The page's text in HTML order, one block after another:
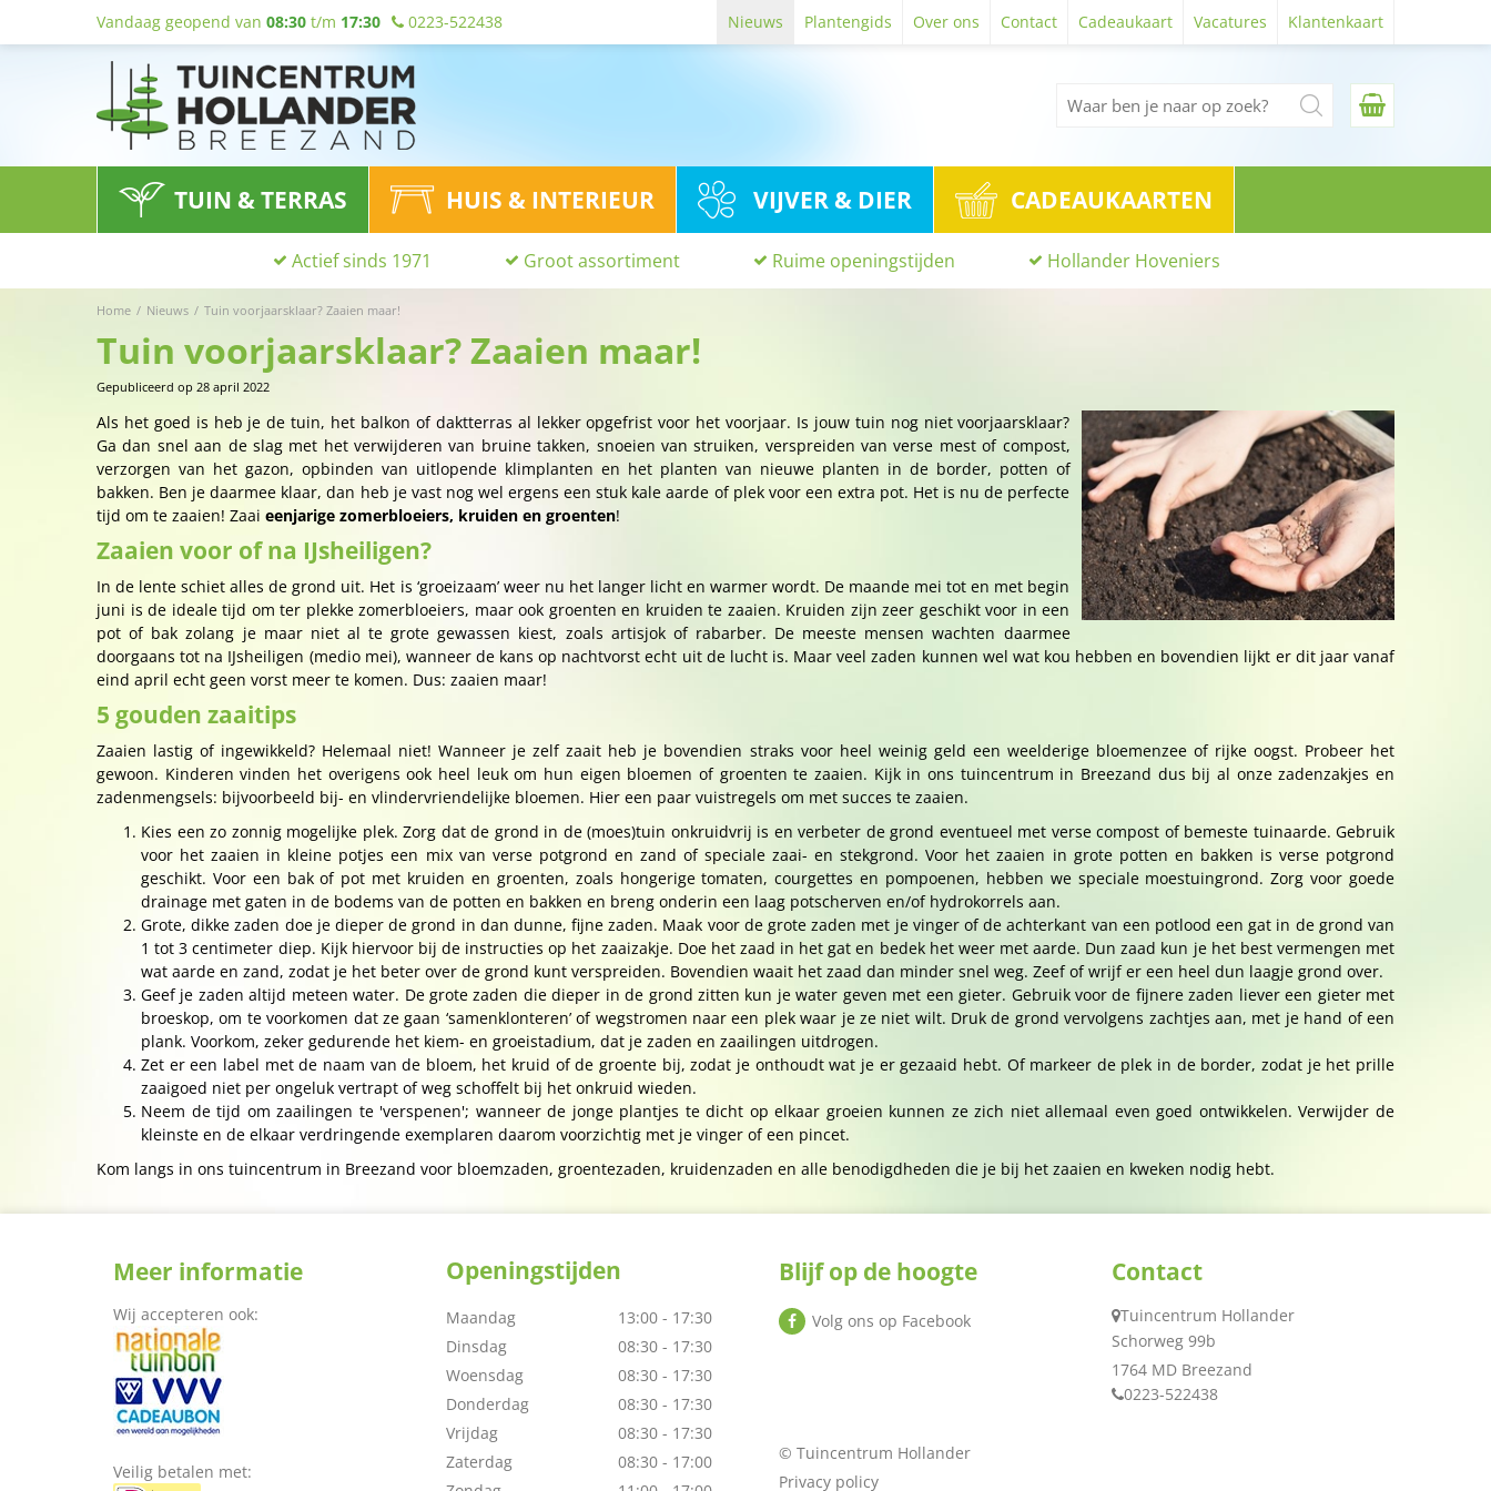
Home Nieuws Tuin voorjaarsklaar? Zaaien maar!
Vandaag geopend van 08:30 t/m 17:30 0223-522438 Nieuws Plantengids Over ons Contact Cadeaukaart Vacatures Klantenkaart
TUIN & TERRAS HUIS & INTERIEUR VIJVER & DIER CADEAUKAARTEN
Actief sinds 1971 Groot assortiment Ruime openingstijden Hollander Hoveniers
Tuin voorjaarsklaar? Zaaien maar!
Gepubliceerd op 28 april 2022
Als het goed is heb je de tuin, het balkon of daktterras al lekker opgefrist voor het voorjaar. Is jouw tuin nog niet voorjaarsklaar?
Ga dan snel aan de slag met het verwijderen van bruine takken, snoeien van struiken, verspreiden van verse mest of compost,
verzorgen van het gazon, opbinden van uitlopende klimplanten en het planten van nieuwe planten in de border, potten of
bakken. Ben je daarmee klaar, dan heb je vast nog wel ergens een stuk kale aarde of plek voor een extra pot. Het is nu de perfecte
tijd om te zaaien! Zaai eenjarige zomerbloeiers, kruiden en groenten!
Zaaien voor of na IJsheiligen?
In de lente schiet alles de grond uit. Het is ‘groeizaam’ weer nu het langer licht en warmer wordt. De maande mei tot en met begin
juni is de ideale tijd om ter plekke zomerbloeiers, maar ook groenten en kruiden te zaaien. Kruiden zijn zeer geschikt voor in een
pot of bak zolang je maar niet al te grote gewassen kiest, zoals artisjok of rabarber. De meeste mensen wachten daarmee
doorgaans tot na IJsheiligen (medio mei), wanneer de kans op nachtvorst echt uit de lucht is. Maar veel zaden kunnen wel wat kou hebben en bovendien lijkt er dit jaar vanaf
eind april echt geen vorst meer te komen. Dus: zaaien maar!
5 gouden zaaitips
Zaaien lastig of ingewikkeld? Helemaal niet! Wanneer je zelf zaait heb je bovendien straks voor heel weinig geld een weelderige bloemenzee of rijke oogst. Probeer het
gewoon. Kinderen vinden het overigens ook heel leuk om hun eigen bloemen of groenten te zaaien. Kijk in ons tuincentrum in Breezand dus bij al onze zadenzakjes en
zadenmengsels: bijvoorbeeld bij- en vlindervriendelijke bloemen. Hier een paar vuistregels om met succes te zaaien.
Kies een zo zonnig mogelijke plek. Zorg dat de grond in de (moes)tuin onkruidvrij is en verbeter de grond eventueel met verse compost of bemeste tuinaarde. Gebruik
voor het zaaien in kleine potjes een mix van verse potgrond en zand of speciale zaai- en stekgrond. Voor het zaaien in grote potten en bakken is verse potgrond
geschikt. Voor een bak of pot met kruiden en groenten, zoals hongerige tomaten, courgettes en pompoenen, hebben we speciale moestuingrond. Zorg voor goede
drainage met gaten in de bodems van de potten en bakken en breng onderin een laag potscherven en/of hydrokorrels aan.
Grote, dikke zaden doe je dieper de grond in dan dunne, fijne zaden. Maak voor de grote zaden met je vinger of de achterkant van een potlood een gat in de grond van
1 tot 3 centimeter diep. Kijk hiervoor bij de instructies op het zaaizakje. Doe het zaad in het gat en bedek het weer met aarde. Dun zaad kun je het best vermengen met
wat aarde en zand, zodat je het beter over de grond kunt verspreiden. Bovendien waait het zaad dan minder snel weg. Zeef of wrijf er een heel dun laagje grond over.
Geef je zaden altijd meteen water. De grote zaden die dieper in de grond zitten kun je water geven met een gieter. Gebruik voor de fijnere zaden liever een gieter met
broeskop, om te voorkomen dat ze gaan ‘samenklonteren’ of wegstromen naar een plek waar je ze niet wilt. Druk de grond vervolgens zachtjes aan, met je hand of een
plank. Voorkom, zeker gedurende het kiem- en groeistadium, dat je zaden en zaailingen uitdrogen.
Zet er een label met de naam van de bloem, het kruid of de groente bij, zodat je onthoudt wat je er gezaaid hebt. Of markeer de plek in de border, zodat je het prille
zaaigoed niet per ongeluk vertrapt of weg schoffelt bij het onkruid wieden.
Neem de tijd om zaailingen te 'verspenen'; wanneer de jonge plantjes te dicht op elkaar groeien kunnen ze zich niet allemaal even goed ontwikkelen. Verwijder de
kleinste en de elkaar verdringende exemplaren daarom voorzichtig met je vinger of een pincet.
Kom langs in ons tuincentrum in Breezand voor bloemzaden, groentezaden, kruidenzaden en alle benodigdheden die je bij het zaaien en kweken nodig hebt.
Meer informatie
Wij accepteren ook:
Veilig betalen met:
Openingstijden
Maandag
13:00 - 17:30
Dinsdag
08:30 - 17:30
Woensdag
08:30 - 17:30
Donderdag
08:30 - 17:30
Vrijdag
08:30 - 17:30
Zaterdag
08:30 - 17:00
Blijf op de hoogte
Volg ons op Facebook
Contact
Tuincentrum Hollander
Schorweg 99b
1764 MD Breezand
0223-522438
© Tuincentrum Hollander
Privacy policy